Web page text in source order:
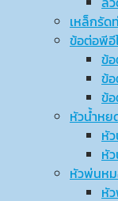
เหล็กรัด
ข้อต่อพีอี
ข้
ข้
ข้
หัวน้ำห
หั
หั
หัวพ่นห
หั